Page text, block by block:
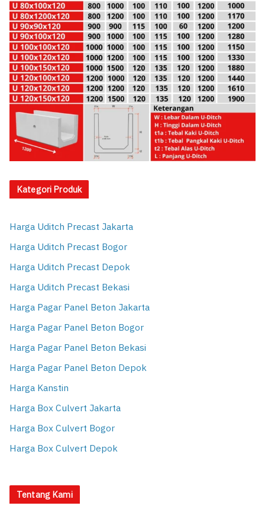
Kategori Produk
Harga Uditch Precast Jakarta
Harga Uditch Precast Bogor
Harga Uditch Precast Depok
Harga Uditch Precast Bekasi
Harga Pagar Panel Beton Jakarta
Harga Pagar Panel Beton Bogor
Harga Pagar Panel Beton Bekasi
Harga Pagar Panel Beton Depok
Harga Kanstin
Harga Box Culvert Jakarta
Harga Box Culvert Bogor
Harga Box Culvert Depok
Tentang Kami